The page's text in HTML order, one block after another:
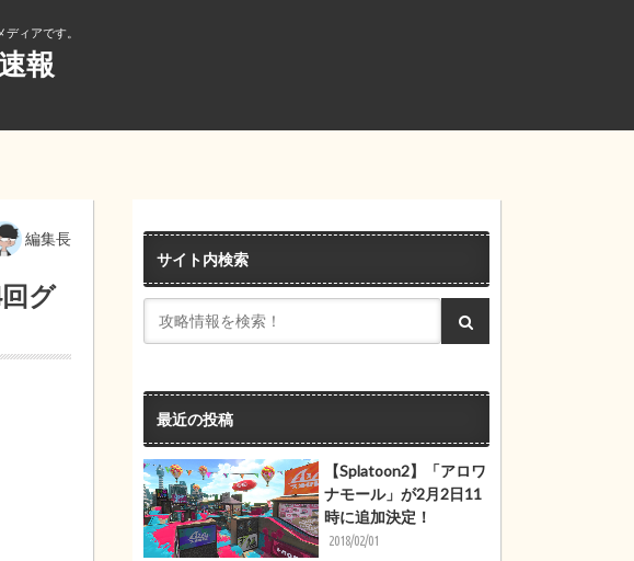
ィアです。
報
編集長
グ
サイト内検索
最近の投稿
【Splatoon2】「アロワ
ナモール」が2月2日11
時に追加決定！
2018/02/01